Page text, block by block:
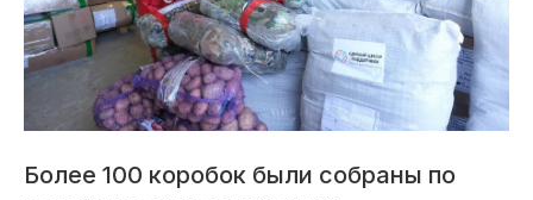
Более 100 коробок были собраны по